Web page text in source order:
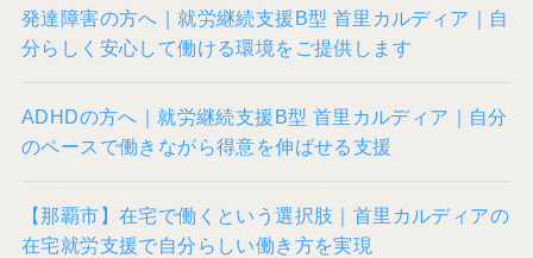
発達障害の方へ｜就労継続支援B型 首里カルディア｜自
分らしく安心して働ける環境をご提供します
ADHDの方へ｜就労継続支援B型 首里カルディア｜自分
のペースで働きながら得意を伸ばせる支援
【那覇市】在宅で働くという選択肢｜首里カルディアの
在宅就労支援で自分らしい働き方を実現